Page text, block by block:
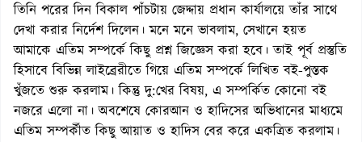
তিনি পরের দিন বিকাল পাঁচটায় জেদ্দায় প্রধান কার্যালয়ে তাঁর সাথে
দেখা করার নির্দেশ দিলেন। মনে মনে ভাবলাম, সেখানে হয়ত
আমাকে এতিম সম্পর্কে কিছু প্রশ্ন জিজ্ঞেস করা হবে। তাই পূর্ব প্রস্তুতি
হিসাবে বিভিন্ন লাইব্রেরীতে গিয়ে এতিম সম্পর্কে লিখিত বই-পুস্তক
খুঁজতে শুরু করলাম। কিন্তু দু:খের বিষয়, এ সম্পর্কিত কোনো বই
নজরে এলো না। অবশেষে কোরআন ও হাদিসের অভিধানের মাধ্যমে
এতিম সম্পর্কীত কিছু আয়াত ও হাদিস বের করে একত্রিত করলাম।